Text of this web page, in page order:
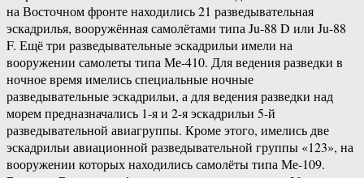
на Восточном фронте находились 21 разведывательная
эскадрилья, вооружённая самолётами типа Ju-88 D или Ju-88
F. Ещё три разведывательные эскадрильи имели на
вооружении самолеты типа Ме-410. Для ведения разведки в
ночное время имелись специальные ночные
разведывательные эскадрильи, а для ведения разведки над
морем предназначались 1-я и 2-я эскадрильи 5-й
разведывательной авиагруппы. Кроме этого, имелись две
эскадрильи авиационной разведывательной группы «123», на
вооружении которых находились самолёты типа Ме-109.